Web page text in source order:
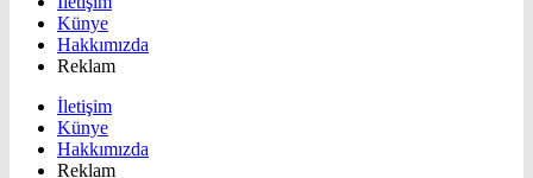
Künye
Hakkımızda
Reklam
İletişim
Künye
Hakkımızda
Reklam